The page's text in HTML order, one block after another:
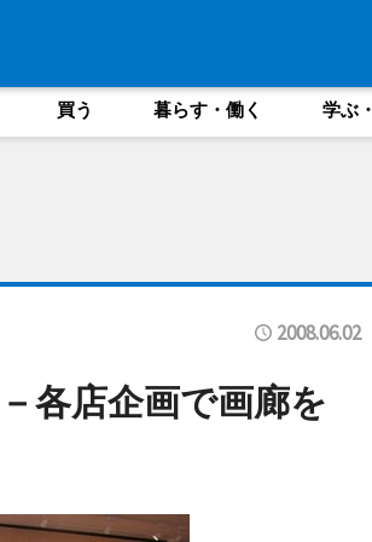
買う 暮らす・働く 学ぶ
2008.06.02
各店企画で画廊を